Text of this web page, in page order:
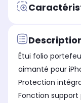
Marque compatible
Apple
iPhone SE 2022
Coloris extérieur
Noir
Étui folio
aimanté pour
Protection
Fonction support